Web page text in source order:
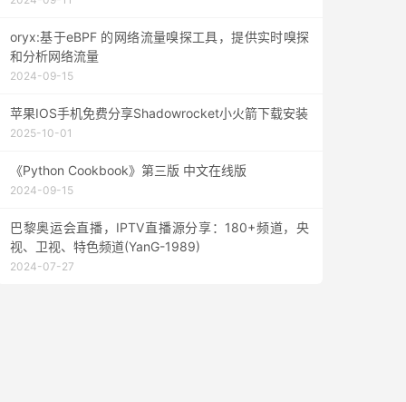
oryx:基于eBPF 的网络流量嗅探工具，提供实时嗅探
和分析网络流量
2024-09-15
苹果IOS手机免费分享Shadowrocket小火箭下载安装
2025-10-01
《Python Cookbook》第三版 中文在线版
2024-09-15
巴黎奥运会直播，IPTV直播源分享：180+频道，央
视、卫视、特色频道(YanG-1989)
2024-07-27